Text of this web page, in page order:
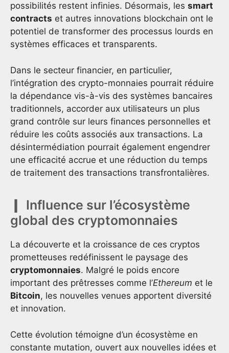
possibilités restent infinies. Désormais, les smart
contracts et autres innovations blockchain ont le
potentiel de transformer des processus lourds en
systèmes efficaces et transparents.
Dans le secteur financier, en particulier,
l’intégration des crypto-monnaies pourrait réduire
la dépendance vis-à-vis des systèmes bancaires
traditionnels, accorder aux utilisateurs un plus
grand contrôle sur leurs finances personnelles et
réduire les coûts associés aux transactions. La
désintermédiation pourrait également engendrer
une efficacité accrue et une réduction du temps
de traitement des transactions transfrontalières.
Influence sur l’écosystème
global des cryptomonnaies
La découverte et la croissance de ces cryptos
prometteuses redéfinissent le paysage des
cryptomonnaies. Malgré le poids encore
important des prêtresses comme l’Ethereum et le
Bitcoin, les nouvelles venues apportent diversité
et innovation.
Cette évolution témoigne d’un écosystème en
constante mutation, ouvert aux nouvelles idées et